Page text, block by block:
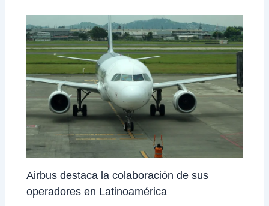
Airbus destaca la colaboración de sus
operadores en Latinoamérica